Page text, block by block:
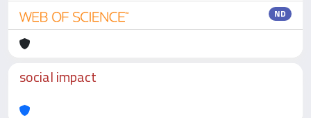
ND
social impact